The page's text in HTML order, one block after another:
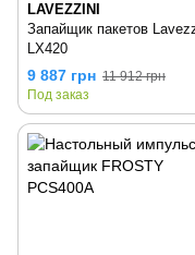
LAVEZZINI
Запайщик пакетов
LX420
9 887 грн 11 912 грн
Под заказ